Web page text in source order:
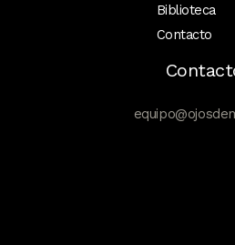
Biblioteca
Contacto